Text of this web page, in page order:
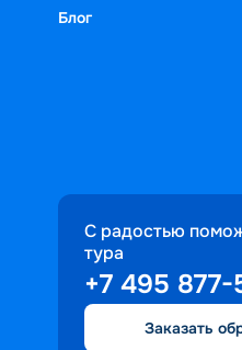
Блог
С радостью
тура
+7 495
Заказать